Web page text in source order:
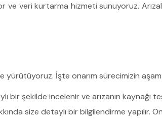
veri kurtarma hizmeti sunuyoruz.
yürütüyoruz. İşte onarım sürecimizin
bir şekilde incelenir ve arızanın kaynağı
size detaylı bir bilgilendirme yapılır.